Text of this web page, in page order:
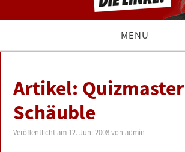
MENU
BUNDESTAG
PRESSE
Artikel: Quizmaster
Schäuble
Veröffentlicht am 12. Juni 2008 vonadmin